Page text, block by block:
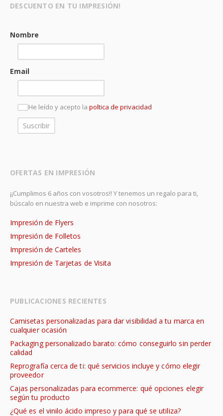
DESCUENTO EN TU IMPRESIÓN!
Nombre
Email
He leído y acepto la poltica de privacidad
OFERTAS EN IMPRESIÓN
¡¡Cumplimos 6 años con vosotros!! Y tenemos un regalo para ti,
búscalo en nuestra web e imprime con nosotros:
Impresión de Flyers
Impresión de Folletos
Impresión de Carteles
Impresión de Tarjetas de Visita
PUBLICACIONES RECIENTES
Camisetas personalizadas para dar visibilidad a tu marca en
cualquier ocasión
Packaging personalizado barato: cómo conseguirlo sin perder
calidad
Reprografía cerca de ti: qué servicios incluye y cómo elegir
proveedor
Cajas personalizadas para ecommerce: qué opciones elegir
según tu producto
¿Qué es el vinilo ácido impreso y para qué se utiliza?